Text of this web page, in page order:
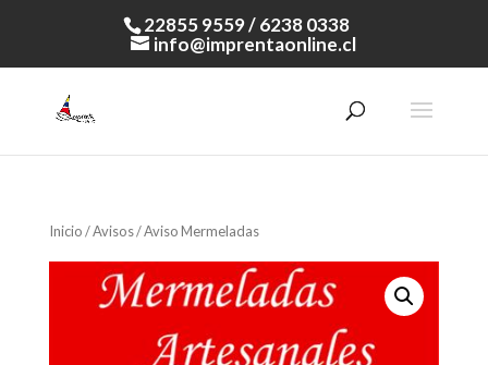
22855 9559 / 6238 0338
info@imprentaonline.cl
Inicio/Avisos/ Aviso Mermeladas